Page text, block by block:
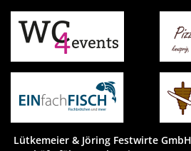
Lütkemeier & Jöring Festwirte